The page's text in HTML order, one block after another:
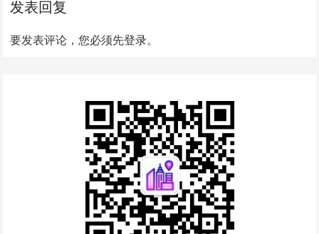
发表回复
要发表评论，您必须先登录。